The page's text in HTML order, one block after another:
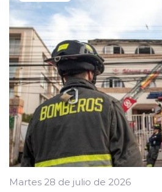
Martes 28 de julio de 2026